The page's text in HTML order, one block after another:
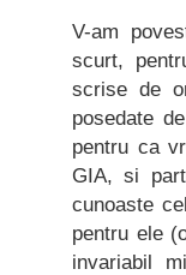
V-am
scurt,
scrise de
posedate
pentru ca
GIA, si
cunoaste
pentru ele
invariabil